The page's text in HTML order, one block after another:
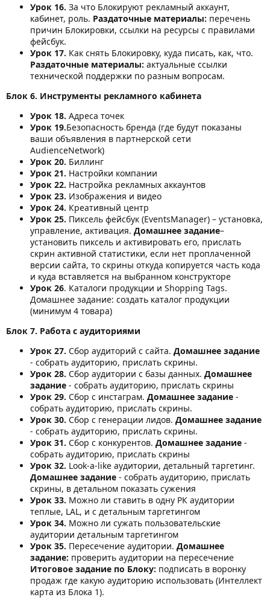
Урок 16. За что Блокируют рекламный аккаунт,
кабинет, роль. Раздаточные материалы: перечень
причин Блокировки, ссылки на ресурсы с правилами
фейсбук.
Урок 17. Как снять Блокировку, куда писать, как, что.
Раздаточные материалы: актуальные ссылки
технической поддержки по разным вопросам.
Блок 6. Инструменты рекламного кабинета
Урок 18. Адреса точек
Урок 19.Безопасность бренда (где будут показаны
ваши объявления в партнерской сети
AudienceNetwork)
Урок 20. Биллинг
Урок 21. Настройки компании
Урок 22. Настройка рекламных аккаунтов
Урок 23. Изображения и видео
Урок 24. Креативный центр
Урок 25. Пиксель фейсбук (EventsManager) – установка,
управление, активация. Домашнее задание–
установить пиксель и активировать его, прислать
скрин активной статистики, если нет проплаченной
версии сайта, то скрины откуда копируется часть кода
и куда вставляется на выбранном конструкторе
Урок 26. Каталоги продукции и Shopping Tags.
Домашнее задание: создать каталог продукции
(минимум 4 товара)
Блок 7. Работа с аудиториями
Урок 27. Сбор аудиторий с сайта. Домашнее задание
- собрать аудиторию, прислать скрины.
Урок 28. Сбор аудитории с базы данных. Домашнее
задание - собрать аудиторию, прислать скрины
Урок 29. Сбор с инстаграм. Домашнее задание -
собрать аудиторию, прислать скрины.
Урок 30. Сбор с генерации лидов. Домашнее задание
- собрать аудиторию, прислать скрины.
Урок 31. Сбор с конкурентов. Домашнее задание -
собрать аудиторию, прислать скрины
Урок 32. Look-a-like аудитории, детальный таргетинг.
Домашнее задание - собрать аудиторию, прислать
скрины, в детальном показать сужения
Урок 33. Можно ли ставить в одну РК аудитории
теплые, LAL, и с детальным таргетингом
Урок 34. Можно ли сужать пользовательские
аудитории детальным таргетингом
Урок 35. Пересечение аудитории. Домашнее
задание: проверить аудитории на пересечение
Итоговое задание по Блоку: подписать в воронку
продаж где какую аудиторию использовать (Интеллект
карта из Блока 1).